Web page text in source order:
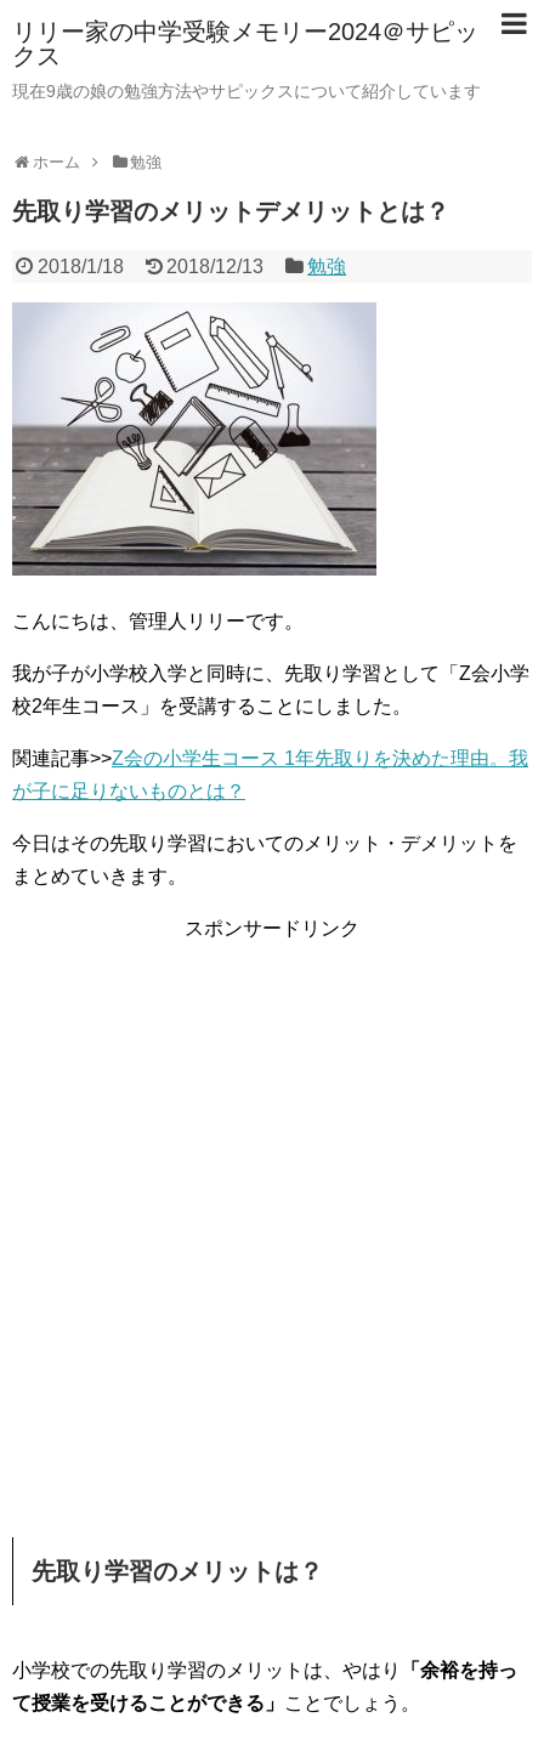
リリー家の中学受験メモリー2024＠サピッ
クス
現在9歳の娘の勉強方法やサピックスについて紹介しています
ホーム 勉強
先取り学習のメリットデメリットとは？
2018/1/18 2018/12/13 勉強
こんにちは、管理人リリーです。
我が子が小学校入学と同時に、先取り学習として「Z会小学
校2年生コース」を受講することにしました。
関連記事>>Z会の小学生コース 1年先取りを決めた理由。我
が子に足りないものとは？
今日はその先取り学習においてのメリット・デメリットを
まとめていきます。
スポンサードリンク
先取り学習のメリットは？
小学校での先取り学習のメリットは、やはり
「余裕を持っ
て授業を受けることができる」 ことでしょう。